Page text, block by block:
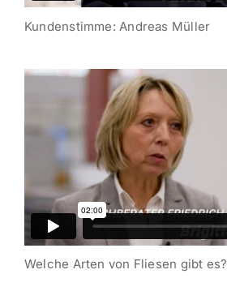
Kunden­stimme: Andreas Müller
Welche Arten von Fliesen gibt es?